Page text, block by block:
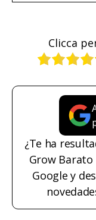
Clicca
¿Te ha
Grow
Google y